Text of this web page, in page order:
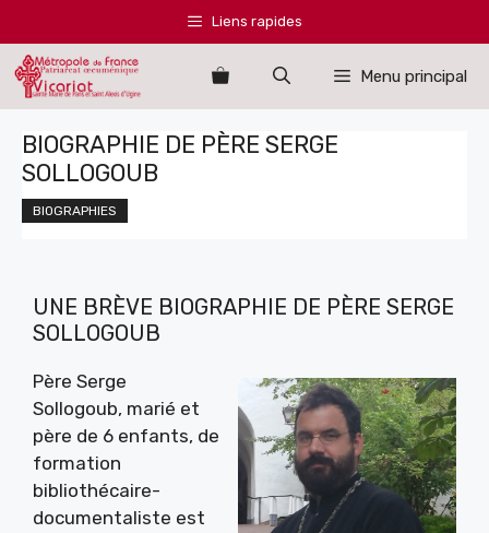
au
contenu
Liens rapides
Menu principal
BIOGRAPHIE DE PÈRE SERGE
SOLLOGOUB
BIOGRAPHIES
UNE BRÈVE BIOGRAPHIE DE PÈRE SERGE
SOLLOGOUB
Père Serge
Sollogoub, marié et
père de 6 enfants, de
formation
bibliothécaire-
documentaliste est